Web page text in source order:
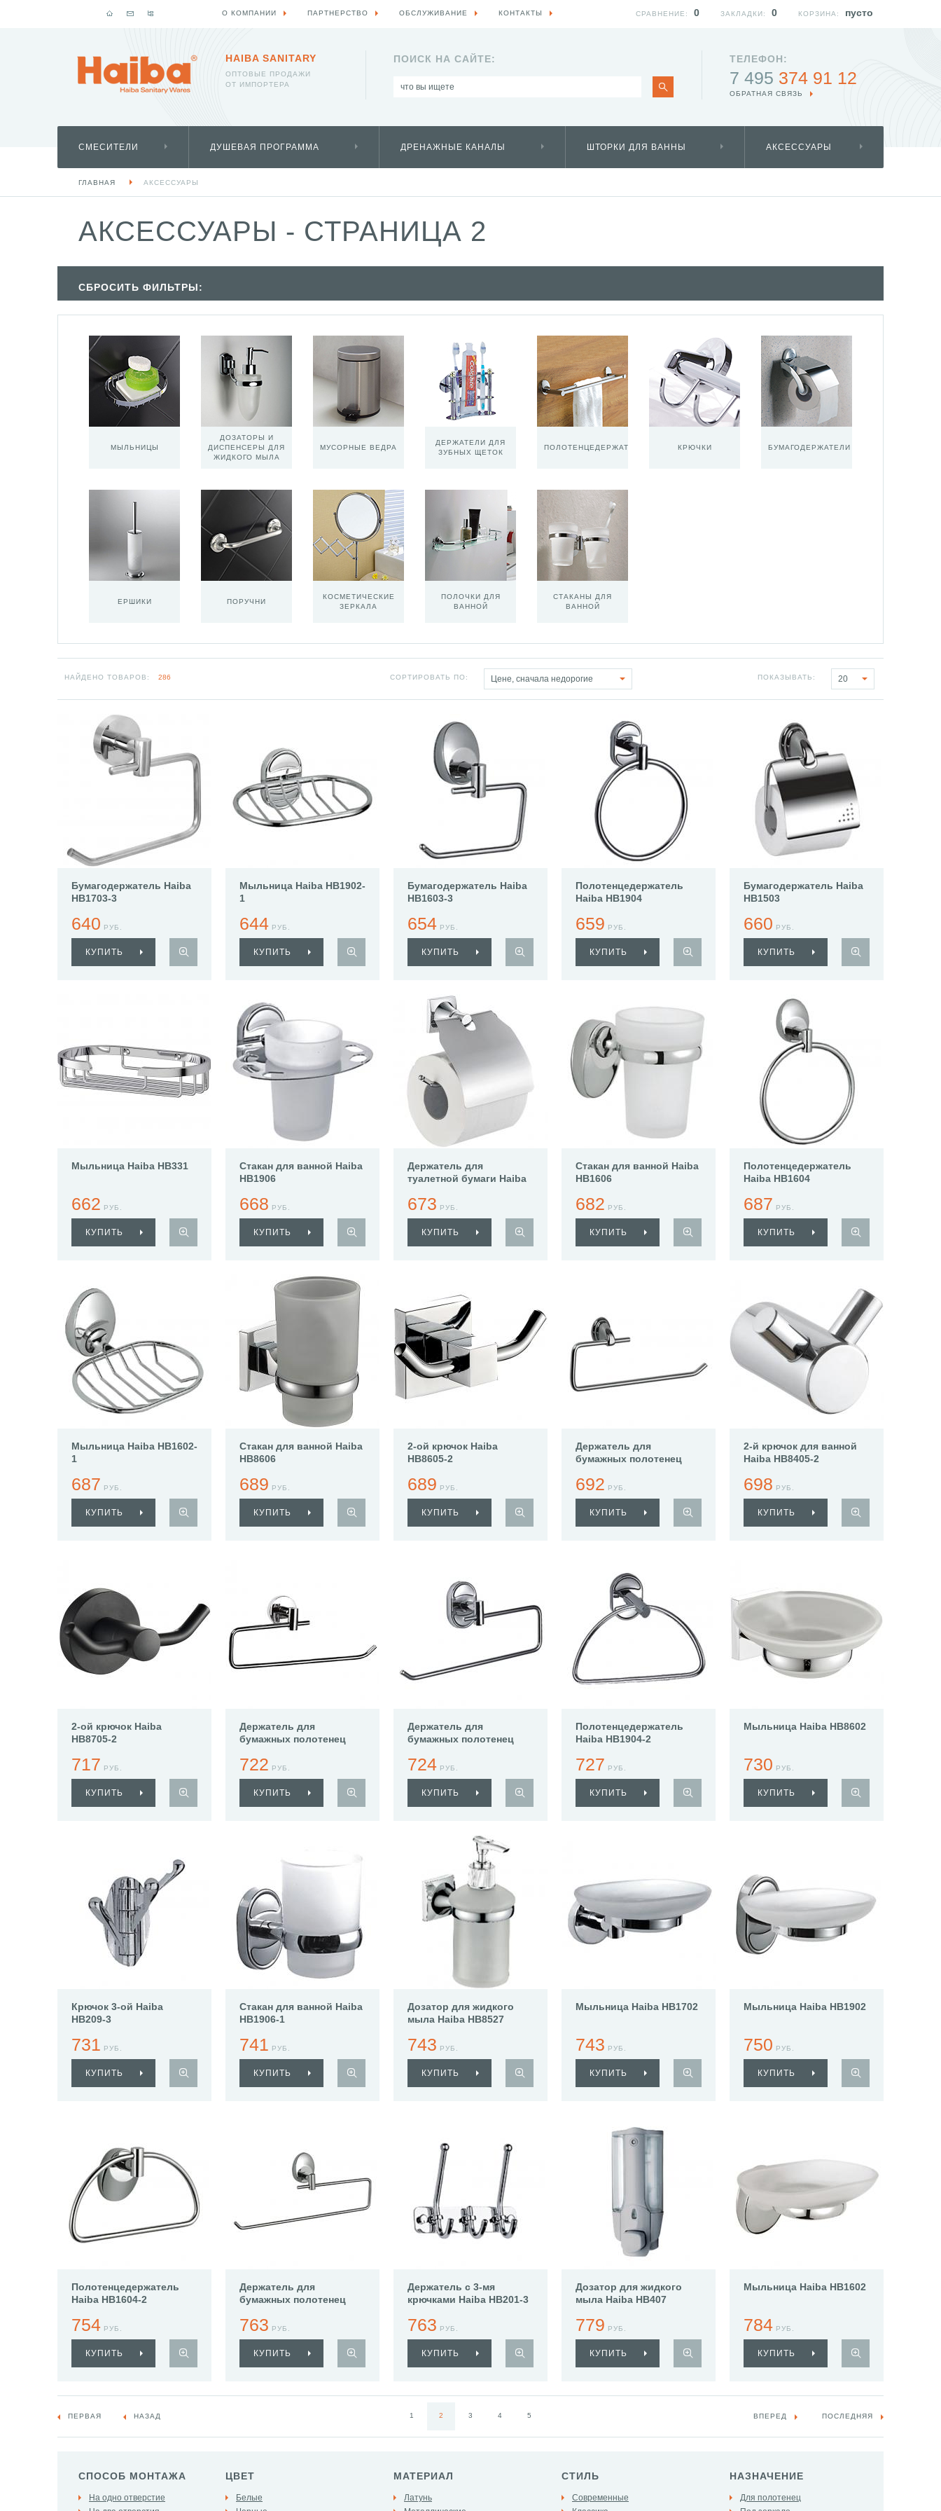
HAIBA SANITARY
ОПТОВЫЕ ПРОДАЖИ
ОТ ИМПОРТЕРА
ПОИСК НА САЙТЕ: ТЕЛЕФОН:
7 495 374 91 12
ОБРАТНАЯ СВЯЗЬ
СМЕСИТЕЛИ ДУШЕВАЯ ПРОГРАММА ДРЕНАЖНЫЕ КАНАЛЫ ШТОРКИ ДЛЯ ВАННЫ АКСЕССУАРЫ
ГЛАВНАЯ АКСЕССУАРЫ
АКСЕССУАРЫ - СТРАНИЦА 2
СБРОСИТЬ ФИЛЬТРЫ:
МЫЛЬНИЦЫ
ДОЗАТОРЫ И
ДИСПЕНСЕРЫ ДЛЯ
ЖИДКОГО МЫЛА
МУСОРНЫЕ ВЕДРА
ДЕРЖАТЕЛИ ДЛЯ
ЗУБНЫХ ЩЕТОК
ПОЛОТЕНЦЕДЕРЖАТЕЛИ КРЮЧКИ БУМАГОДЕРЖАТЕЛИ
ЕРШИКИ ПОРУЧНИ
КОСМЕТИЧЕСКИЕ
ЗЕРКАЛА
ПОЛОЧКИ ДЛЯ
ВАННОЙ
СТАКАНЫ ДЛЯ
ВАННОЙ
НАЙДЕНО ТОВАРОВ: 286 СОРТИРОВАТЬ ПО: Цене, сначала недорогие ПОКАЗЫВАТЬ: 20
Бумагодержатель Haiba
HB1703-3
640 РУБ.
КУПИТЬ
Мыльница Haiba HB1902-
1
644 РУБ.
КУПИТЬ
Бумагодержатель Haiba
HB1603-3
654 РУБ.
КУПИТЬ
Полотенцедержатель
Haiba HB1904
659 РУБ.
КУПИТЬ
Бумагодержатель Haiba
HB1503
660 РУБ.
КУПИТЬ
Мыльница Haiba HB331
662 РУБ.
КУПИТЬ
Стакан для ванной Haiba
HB1906
668 РУБ.
КУПИТЬ
Держатель для
туалетной бумаги Haiba
673 РУБ.
КУПИТЬ
Стакан для ванной Haiba
HB1606
682 РУБ.
КУПИТЬ
Полотенцедержатель
Haiba HB1604
687 РУБ.
КУПИТЬ
Мыльница Haiba HB1602-
1
687 РУБ.
КУПИТЬ
Стакан для ванной Haiba
HB8606
689 РУБ.
КУПИТЬ
2-ой крючок Haiba
HB8605-2
689 РУБ.
КУПИТЬ
Держатель для
бумажных полотенец
692 РУБ.
КУПИТЬ
2-й крючок для ванной
Haiba HB8405-2
698 РУБ.
КУПИТЬ
2-ой крючок Haiba
HB8705-2
717 РУБ.
КУПИТЬ
Держатель для
бумажных полотенец
722 РУБ.
КУПИТЬ
Держатель для
бумажных полотенец
724 РУБ.
КУПИТЬ
Полотенцедержатель
Haiba HB1904-2
727 РУБ.
КУПИТЬ
Мыльница Haiba HB8602
730 РУБ.
КУПИТЬ
Крючок 3-ой Haiba
HB209-3
731 РУБ.
КУПИТЬ
Стакан для ванной Haiba
HB1906-1
741 РУБ.
КУПИТЬ
Дозатор для жидкого
мыла Haiba HB8527
743 РУБ.
КУПИТЬ
Мыльница Haiba HB1702
743 РУБ.
КУПИТЬ
Мыльница Haiba HB1902
750 РУБ.
КУПИТЬ
Полотенцедержатель
Haiba HB1604-2
754 РУБ.
КУПИТЬ
Держатель для
бумажных полотенец
763 РУБ.
КУПИТЬ
Держатель с 3-мя
крючками Haiba HB201-3
763 РУБ.
КУПИТЬ
Дозатор для жидкого
мыла Haiba HB407
779 РУБ.
КУПИТЬ
Мыльница Haiba HB1602
784 РУБ.
КУПИТЬ
ПЕРВАЯ НАЗАД 1 2 3 4 5 ВПЕРЕД ПОСЛЕДНЯЯ
СПОСОБ МОНТАЖА
На одно отверстие
ЦВЕТ
Белые
МАТЕРИАЛ
Латунь
СТИЛЬ
Современные
НАЗНАЧЕНИЕ
Для полотенец
О КОМПАНИИ ПАРТНЕРСТВО ОБСЛУЖИВАНИЕ КОНТАКТЫ КОРЗИНА: пусто
ЗАКЛАДКИ: 0
СРАВНЕНИЕ: 0